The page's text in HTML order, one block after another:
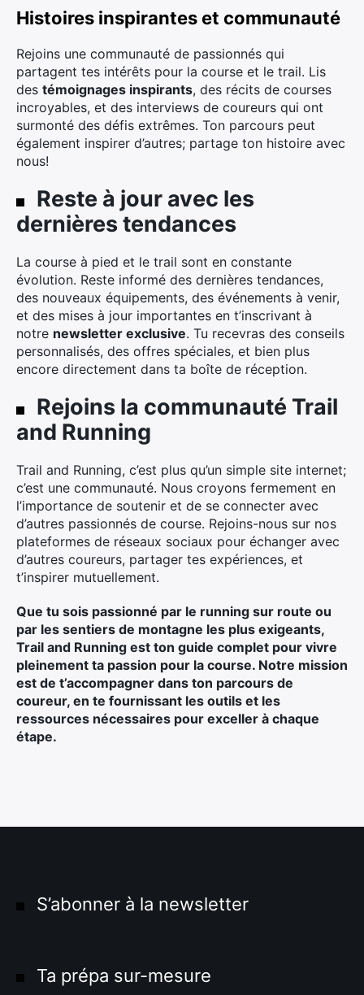
Histoires inspirantes et communauté
Rejoins une communauté de passionnés qui
partagent tes intérêts pour la course et le trail. Lis
des témoignages inspirants, des récits de courses
incroyables, et des interviews de coureurs qui ont
surmonté des défis extrêmes. Ton parcours peut
également inspirer d’autres; partage ton histoire avec
nous!
Reste à jour avec les
dernières tendances
La course à pied et le trail sont en constante
évolution. Reste informé des dernières tendances,
des nouveaux équipements, des événements à venir,
et des mises à jour importantes en t’inscrivant à
notre newsletter exclusive. Tu recevras des conseils
personnalisés, des offres spéciales, et bien plus
encore directement dans ta boîte de réception.
Rejoins la communauté Trail
and Running
Trail and Running, c’est plus qu’un simple site internet;
c’est une communauté. Nous croyons fermement en
l’importance de soutenir et de se connecter avec
d’autres passionnés de course. Rejoins-nous sur nos
plateformes de réseaux sociaux pour échanger avec
d’autres coureurs, partager tes expériences, et
t’inspirer mutuellement.
Que tu sois passionné par le running sur route ou
par les sentiers de montagne les plus exigeants,
Trail and Running est ton guide complet pour vivre
pleinement ta passion pour la course. Notre mission
est de t’accompagner dans ton parcours de
coureur, en te fournissant les outils et les
ressources nécessaires pour exceller à chaque
étape.
S’abonner à la newsletter
Ta prépa sur-mesure